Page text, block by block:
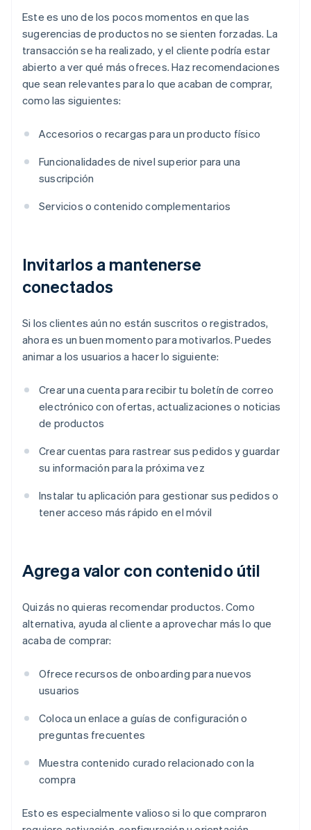
Este es uno de los pocos momentos en que las
sugerencias de productos no se sienten forzadas. La
transacción se ha realizado, y el cliente podría estar
abierto a ver qué más ofreces. Haz recomendaciones
que sean relevantes para lo que acaban de comprar,
como las siguientes:
Accesorios o recargas para un producto físico
Funcionalidades de nivel superior para una
suscripción
Servicios o contenido complementarios
Invitarlos a mantenerse
conectados
Si los clientes aún no están suscritos o registrados,
ahora es un buen momento para motivarlos. Puedes
animar a los usuarios a hacer lo siguiente:
Crear una cuenta para recibir tu boletín de correo
electrónico con ofertas, actualizaciones o noticias
de productos
Crear cuentas para rastrear sus pedidos y guardar
su información para la próxima vez
Instalar tu aplicación para gestionar sus pedidos o
tener acceso más rápido en el móvil
Agrega valor con contenido útil
Quizás no quieras recomendar productos. Como
alternativa, ayuda al cliente a aprovechar más lo que
acaba de comprar:
Ofrece recursos de onboarding para nuevos
usuarios
Coloca un enlace a guías de configuración o
preguntas frecuentes
Muestra contenido curado relacionado con la
compra
Esto es especialmente valioso si lo que compraron